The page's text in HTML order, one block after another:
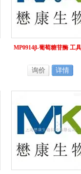
MP0914β-葡萄糖苷酶 工
询价 详情